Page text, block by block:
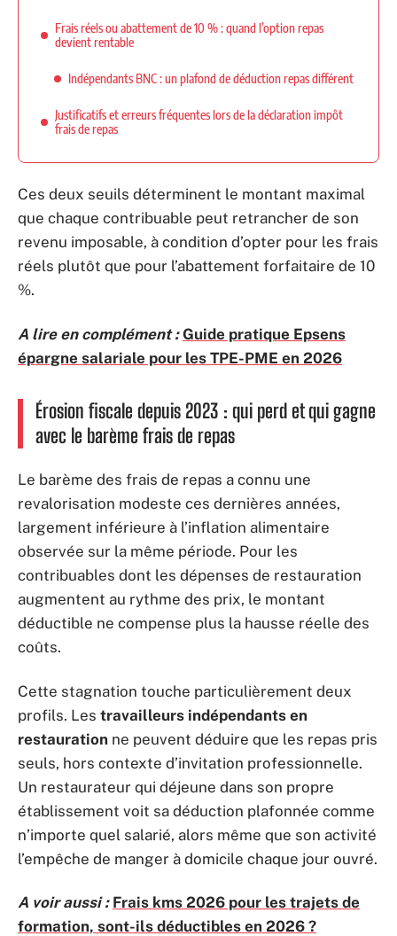
Frais réels ou abattement de 10 % : quand l’option repas
devient rentable
Indépendants BNC : un plafond de déduction repas différent
Justificatifs et erreurs fréquentes lors de la déclaration impôt
frais de repas
Ces deux seuils déterminent le montant maximal
que chaque contribuable peut retrancher de son
revenu imposable, à condition d’opter pour les frais
réels plutôt que pour l’abattement forfaitaire de 10
%.
A lire en complément : Guide pratique Epsens
épargne salariale pour les TPE-PME en 2026
Érosion fiscale depuis 2023 : qui perd et qui gagne
avec le barème frais de repas
Le barème des frais de repas a connu une
revalorisation modeste ces dernières années,
largement inférieure à l’inflation alimentaire
observée sur la même période. Pour les
contribuables dont les dépenses de restauration
augmentent au rythme des prix, le montant
déductible ne compense plus la hausse réelle des
coûts.
Cette stagnation touche particulièrement deux
profils. Les travailleurs indépendants en
restauration ne peuvent déduire que les repas pris
seuls, hors contexte d’invitation professionnelle.
Un restaurateur qui déjeune dans son propre
établissement voit sa déduction plafonnée comme
n’importe quel salarié, alors même que son activité
l’empêche de manger à domicile chaque jour ouvré.
A voir aussi : Frais kms 2026 pour les trajets de
formation, sont-ils déductibles en 2026 ?